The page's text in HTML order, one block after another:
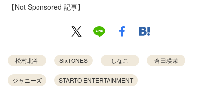
【Not Sponsored 記事】
松村北斗 SixTONES しなこ 倉田瑛茉
ジャニーズ STARTO ENTERTAINMENT